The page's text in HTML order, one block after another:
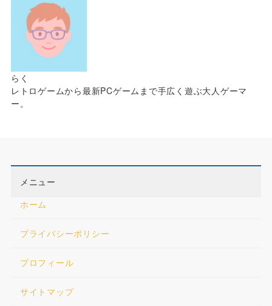
らく
レトロゲームから最新PCゲームまで手広く遊ぶ大人ゲーマ
ー。
メニュー
ホーム
プライバシーポリシー
プロフィール
サイトマップ